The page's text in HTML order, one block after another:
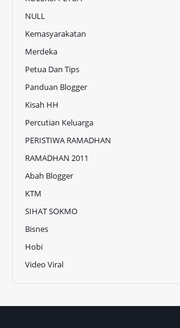
NULL
Kemasyarakatan
Merdeka
Petua Dan Tips
Panduan Blogger
Kisah HH
Percutian Keluarga
PERISTIWA RAMADHAN
RAMADHAN 2011
Abah Blogger
KTM
SIHAT SOKMO
Bisnes
Hobi
Video Viral